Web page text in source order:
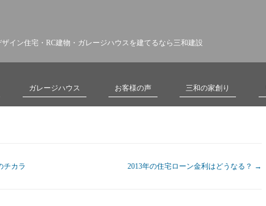
イン住宅・RC建物・ガレージハウスを建てるなら三和建設
ガレージハウス お客様の声 三和の家創り
チカラ 2013年の住宅ローン金利はどうなる？ →